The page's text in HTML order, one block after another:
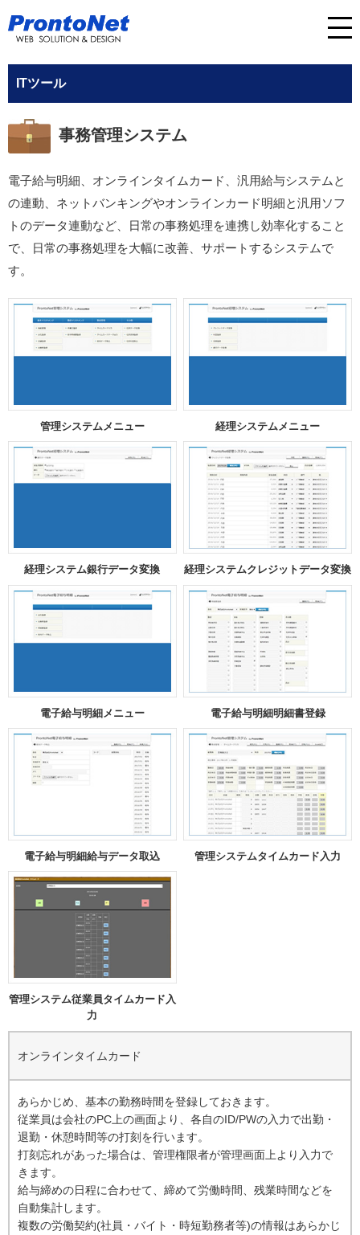
ITツール
事務管理システム
電子給与明細、オンラインタイムカード、汎用給与システムと
の連動、ネットバンキングやオンラインカード明細と汎用ソフ
トのデータ連動など、日常の事務処理を連携し効率化すること
で、日常の事務処理を大幅に改善、サポートするシステムで
す。
管理システムメニュー 経理システムメニュー
経理システム銀行データ変換 経理システムクレジットデータ変換
電子給与明細メニュー 電子給与明細明細書登録
電子給与明細給与データ取込 管理システムタイムカード入力
管理システム従業員タイムカード入
力
オンラインタイムカード
あらかじめ、基本の勤務時間を登録しておきます。
従業員は会社のPC上の画面より、各自のID/PWの入力で出勤・
退勤・休憩時間等の打刻を行います。
打刻忘れがあった場合は、管理権限者が管理画面上より入力で
きます。
給与締めの日程に合わせて、締めて労働時間、残業時間などを
自動集計します。
複数の労働契約(社員・バイト・時短勤務者等)の情報はあらかじ